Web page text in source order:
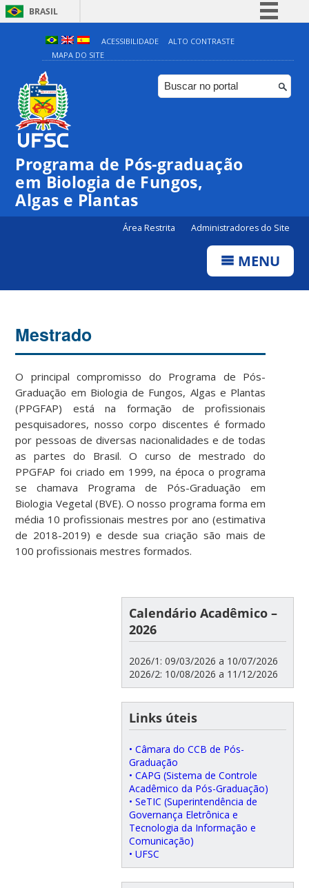
BRASIL
Simplifique!
Comunica BR
Participe
ACESSIBILIDADE
ALTO CONTRASTE
MAPA DO SITE
Programa de Pós-graduação
em Biologia de Fungos,
Algas e Plantas
Área Restrita Administradores do Site
MENU
Mestrado
O principal compromisso do Programa de Pós-
Graduação em Biologia de Fungos, Algas e Plantas
(PPGFAP) está na formação de profissionais
pesquisadores, nosso corpo discentes é formado
por pessoas de diversas nacionalidades e de todas
as partes do Brasil. O curso de mestrado do
PPGFAP foi criado em 1999, na época o programa
se chamava Programa de Pós-Graduação em
Biologia Vegetal (BVE). O nosso programa forma em
média 10 profissionais mestres por ano (estimativa
de 2018-2019) e desde sua criação são mais de
100 profissionais mestres formados.
Calendário Acadêmico –
2026
2026/1: 09/03/2026 a 10/07/2026
2026/2: 10/08/2026 a 11/12/2026
Links úteis
• Câmara do CCB de Pós-
Graduação
• CAPG (Sistema de Controle
Acadêmico da Pós-Graduação)
• SeTIC (Superintendência de
Governança Eletrônica e
Tecnologia da Informação e
Comunicação)
• UFSC